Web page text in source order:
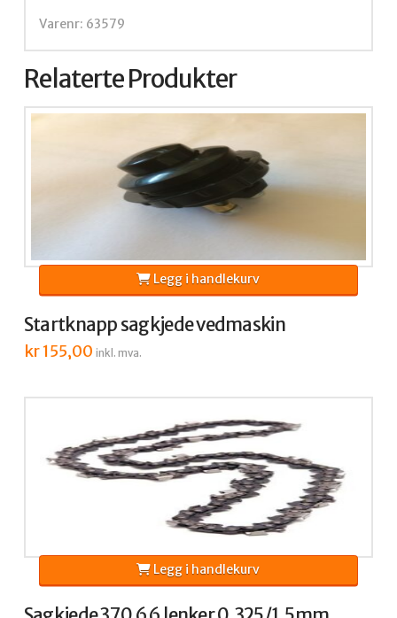
Varenr: 63579
Relaterte Produkter
Startknapp sagkjede vedmaskin
kr155,00 inkl. mva.
Legg i handlekurv
Legg i handlekurv